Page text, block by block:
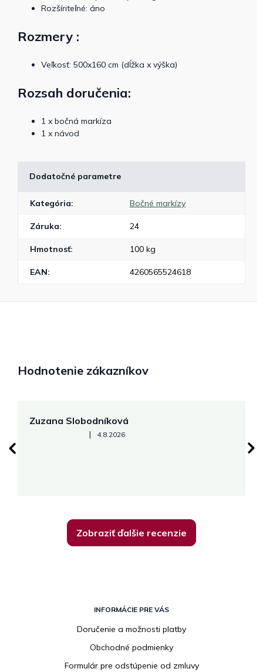
Rozšíriteľné: áno
Rozmery :
Veľkosť: 500x160 cm (dĺžka x výška)
Rozsah doručenia:
1 x bočná markíza
1 x návod
Dodatočné parametre
Kategória: Bočné markízy
Záruka: 24
Hmotnosť: 100 kg
EAN: 4260565524618
Hodnotenie zákazníkov
Zuzana Slobodníková
Hodnotenie obchodu je 5 z 5 hviezdičiek.
| 4.8.2026
Zobraziť ďalšie recenzie
INFORMÁCIE PRE VÁS
Doručenie a možnosti platby
Obchodné podmienky
Formulár pre odstúpenie od zmluvy